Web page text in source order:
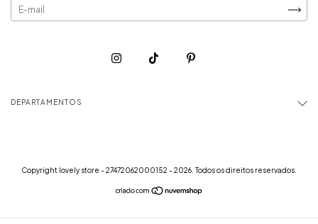
DEPARTAMENTOS
Copyright lovely store - 27472062000152 - 2026. Todos os direitos reservados.